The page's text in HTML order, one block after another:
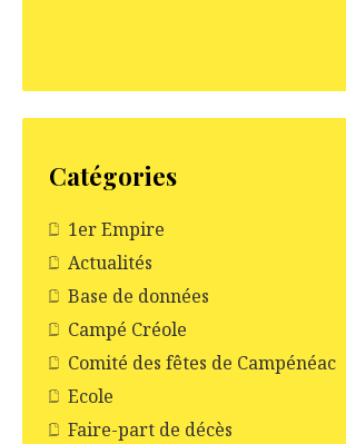
Catégories
1er Empire
Actualités
Base de données
Campé Créole
Comité des fêtes de Campénéac
Ecole
Faire-part de décès